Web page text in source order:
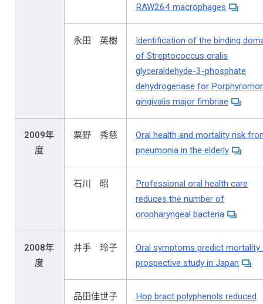
RAW264 macrophages
永田 英樹
Identification of the binding
of Streptococcus oralis
glyceraldehyde-3-phosphate
dehydrogenase for
gingivalis major fimbriae
2009年
度
粟野 秀慈
Oral health and mortality risk
pneumonia in the elderly
石川 昭
Professional oral health care
reduces the number of
oropharyngeal bacteria
2008年
度
井手 玲子
Oral symptoms predict mortality
prospective study in Japan
品田佳世子
Hop bract polyphenols reduced